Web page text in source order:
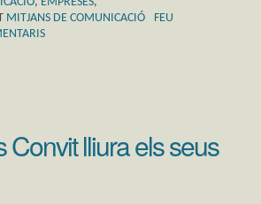
MITJANS DE COMUNICACIÓ
FEU
Convit lliura els seus